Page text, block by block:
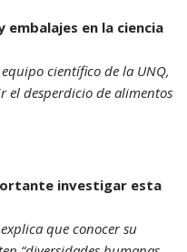
embalajes en la ciencia
científico de la UNQ,
el desperdicio de alimentos
investigar esta
que conocer su